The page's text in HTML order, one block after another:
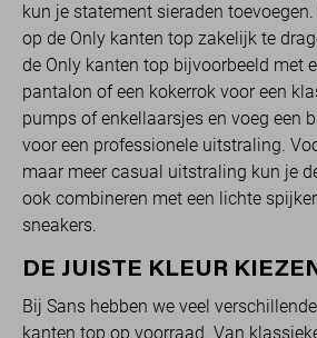
kun je statement sieraden
op de Only kanten top zakelijk te
de Only kanten top bijvoorbeeld met
pantalon of een kokerrok voor een
pumps of enkellaarsjes en voeg een
voor een professionele uitstraling.
maar meer casual uitstraling kun je
ook combineren met een lichte
sneakers.
DE JUISTE KLEUR
Bij Sans hebben we veel
kanten top op voorraad. Van